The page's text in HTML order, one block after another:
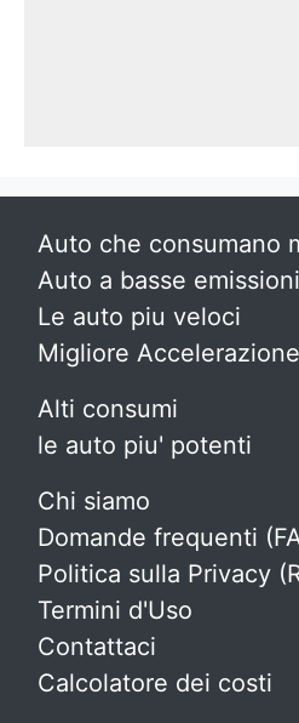
Auto che consumano
Auto a basse emissioni
Le auto piu veloci
Migliore
Alti consumi
le auto piu' potenti
Chi siamo
Domande frequenti
Politica sulla Privacy
Termini d'Uso
Contattaci
Calcolatore dei costi